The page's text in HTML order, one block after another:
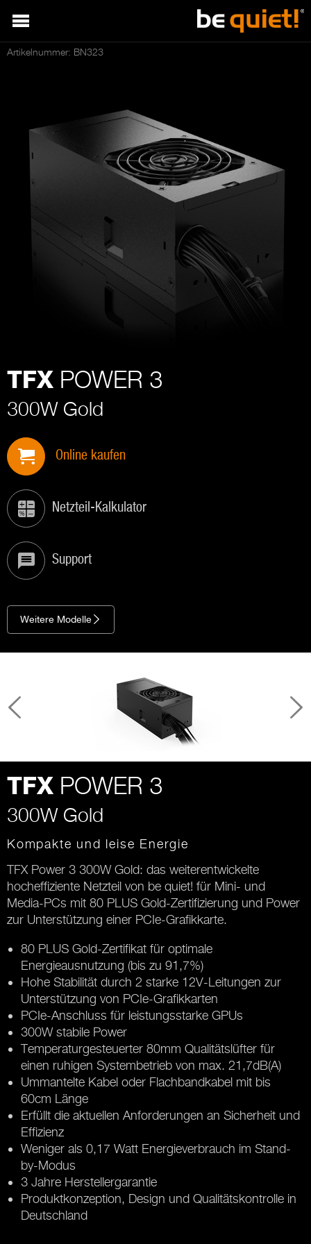
Artikelnummer: BN323
TFX POWER 3
300W Gold
Online kaufen
Netzteil-Kalkulator
Support
Weitere Modelle
TFX POWER 3
300W Gold
Kompakte und leise Energie
TFX Power 3 300W Gold: das weiterentwickelte
hocheffiziente Netzteil von be quiet! für Mini- und
Media-PCs mit 80 PLUS Gold-Zertifizierung und Power
zur Unterstützung einer PCIe-Grafikkarte.
80 PLUS Gold-Zertifikat für optimale
Energieausnutzung (bis zu 91,7%)
Hohe Stabilität durch 2 starke 12V-Leitungen zur
Unterstützung von PCIe-Grafikkarten
PCIe-Anschluss für leistungsstarke GPUs
300W stabile Power
Temperaturgesteuerter 80mm Qualitätslüfter für
einen ruhigen Systembetrieb von max. 21,7dB(A)
Ummantelte Kabel oder Flachbandkabel mit bis
60cm Länge
Erfüllt die aktuellen Anforderungen an Sicherheit und
Effizienz
Weniger als 0,17 Watt Energieverbrauch im Stand-
by-Modus
3 Jahre Herstellergarantie
Produktkonzeption, Design und Qualitätskontrolle in
Deutschland